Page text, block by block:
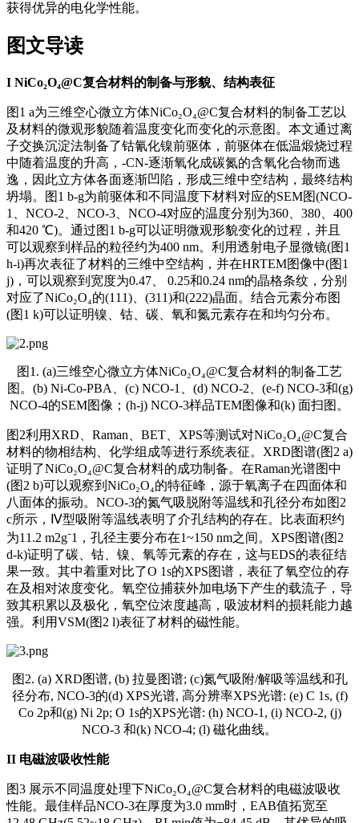
获得优异的电化学性能。
图文导读
I NiCo₂O₄@C复合材料的制备与形貌、结构表征
图1 a为三维空心微立方体NiCo₂O₄@C复合材料的制备工艺以
及材料的微观形貌随着温度变化而变化的示意图。本文通过离
子交换沉淀法制备了钴氰化镍前驱体，前驱体在低温煅烧过程
中随着温度的升高，-CN-逐渐氧化成碳氮的含氧化合物而逃
逸，因此立方体各面逐渐凹陷，形成三维中空结构，最终结构
坍塌。图1 b-g为前驱体和不同温度下材料对应的SEM图(NCO-
1、NCO-2、NCO-3、NCO-4对应的温度分别为360、380、400
和420 ℃)。通过图1 b-g可以证明微观形貌变化的过程，并且
可以观察到样品的粒径约为400 nm。利用透射电子显微镜(图1
h-i)再次表征了材料的三维中空结构，并在HRTEM图像中(图1
j)，可以观察到宽度为0.47、 0.25和0.24 nm的晶格条纹，分别
对应了NiCo₂O₄的(111)、(311)和(222)晶面。结合元素分布图
(图1 k)可以证明镍、钴、碳、氧和氮元素存在和均匀分布。
图1. (a)三维空心微立方体NiCo₂O₄@C复合材料的制备工艺
图。(b) Ni-Co-PBA、(c) NCO-1、(d) NCO-2、(e-f) NCO-3和(g)
NCO-4的SEM图像；(h-j) NCO-3样品TEM图像和(k) 面扫图。
图2利用XRD、Raman、BET、XPS等测试对NiCo₂O₄@C复合
材料的物相结构、化学组成等进行系统表征。XRD图谱(图2 a)
证明了NiCo₂O₄@C复合材料的成功制备。在Raman光谱图中
(图2 b)可以观察到NiCo₂O₄的特征峰，源于氧离子在四面体和
八面体的振动。NCO-3的氮气吸脱附等温线和孔径分布如图2
c所示，Ⅳ型吸附等温线表明了介孔结构的存在。比表面积约
为11.2 m2g⁻1，孔径主要分布在1~150 nm之间。XPS图谱(图2
d-k)证明了碳、钴、镍、氧等元素的存在，这与EDS的表征结
果一致。其中着重对比了O 1s的XPS图谱，表征了氧空位的存
在及相对浓度变化。氧空位捕获外加电场下产生的载流子，导
致其积累以及极化，氧空位浓度越高，吸波材料的损耗能力越
强。利用VSM(图2 l)表征了材料的磁性能。
图2. (a) XRD图谱, (b) 拉曼图谱; (c)氮气吸附/解吸等温线和孔
径分布, NCO-3的(d) XPS光谱, 高分辨率XPS光谱: (e) C 1s, (f)
Co 2p和(g) Ni 2p; O 1s的XPS光谱: (h) NCO-1, (i) NCO-2, (j)
NCO-3 和(k) NCO-4; (l) 磁化曲线。
II 电磁波吸收性能
图3 展示不同温度处理下NiCo₂O₄@C复合材料的电磁波吸收
性能。最佳样品NCO-3在厚度为3.0 mm时，EAB值拓宽至